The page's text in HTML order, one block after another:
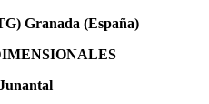
Granada (España)